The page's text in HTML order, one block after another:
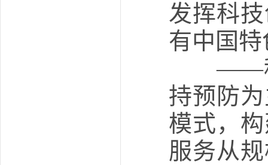
发挥科
有中国
——科
持预防
模式，
服务从